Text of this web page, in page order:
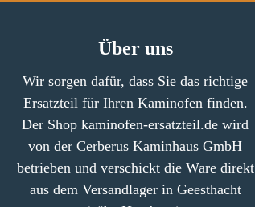
Über uns
Wir sorgen dafür, dass Sie das richtige
Ersatzteil für Ihren Kaminofen finden.
Der Shop kaminofen-ersatzteil.de wird
von der Cerberus Kaminhaus GmbH
betrieben und verschickt die Ware direkt
aus dem Versandlager in Geesthacht